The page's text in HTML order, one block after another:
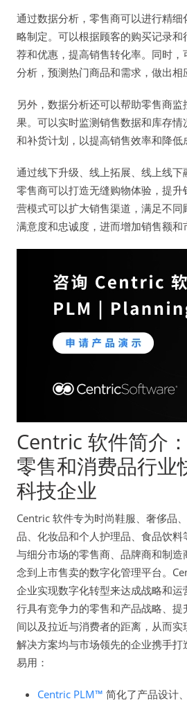
通过数据分析，零售商可以进行精
略制定。可以根据顾客的购买记录
荐和优惠，提高销售转化率。同时
分析，预测热门商品和需求，做出
另外，数据分析还可以帮助零售商
果。可以实时监测销售数据和库存
和补货计划，以提高销售效率和降低
通过线下升级、线上拓展、线上线下
零售商可以打造无缝购物体验，提
营模式可以扩大销售渠道，满足不
满意度和忠诚度，进而增加销售额和
Centric 软件简介
零售和消费品行业
科技企业
Centric 软件专为时尚鞋服、奢侈品
品、化妆品和个人护理品、食品饮
与细分市场的零售商、品牌商和制
念到上市售卖的数字化管理平台。
企业实现数字化转型来达成战略和运
行具有竞争力的零售和产品战略、
间以及拉近与消费者的距离，从而
解决方案均与市场领先的企业携手
易用：
Centric PLM™ 简化了产品设计